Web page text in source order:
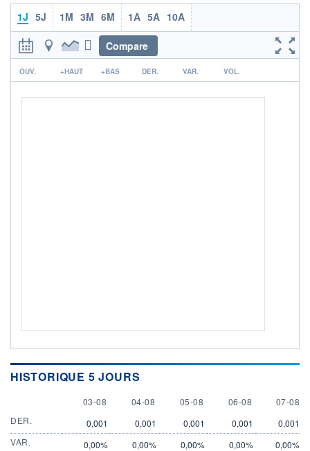
OUVERTURE
0,0010
CLÔTURE VEILLE
0,0010 0,0010
COTATION SPÉCIFIQUE
1J 5J 1M 3M 6M 1A 5A 10A
Compare
r
OUV. +HAUT +BAS DER. VAR. VOL.
HISTORIQUE 5 JOURS
3 AUGUST
03-08 4 AUGUST
04-08 5 AUGUST
05-08 6 AUGUST
06-08 7
07-08
DER.
0,001 0,001 0,001 0,001
0,001
VAR.
0,00% 0,00% 0,00% 0,00%
0,00%